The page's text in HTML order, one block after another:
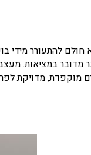
מדובר במציאות. מעצב
מוקפדת, מדויקת